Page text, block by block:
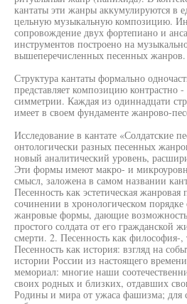
кантаты эти жанры аккумулируются в
цельную музыкальную композицию.
сопровождение двух фортепиано и
инструментов построено на
вышеперечисленных песенных жанров.
Структура кантаты формально
представляет композицию контрастно
симметрии. Каждая из одиннадцати
имеет в своем фундаменте жанрово-
Исследование в кантате «Солдатские
онтологически разных песенных
новый аналитический уровень,
Эти формы имеют макро- и
смысл, заложена в самом названии
Песенность как эстетическая
сочинении в хронологическом
жанровые формы, дающие
простого солдата от его гражданской
смерти. 2. Песенность как
Песенность как история: взгляд на
истории России из настоящего
мемориал: многие наши
своих родных и близких, отдавших
Родины и мира от ужаса фашизма; для